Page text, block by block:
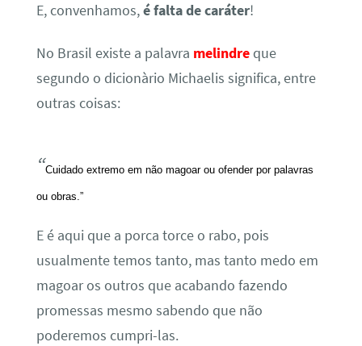
E, convenhamos,é falta decaráter!
No Brasil existe a palavra melindreque
segundo o dicionàrio Michaelis significa, entre
outras coisas:
“Cuidado extremo em não magoar ou ofender por palavras
ou obras.”
E é aqui que a porca torce o rabo, pois
usualmente temos tanto, mas tanto medo em
magoar os outros que acabando fazendo
promessas mesmo sabendo que não
poderemos cumpri-las.